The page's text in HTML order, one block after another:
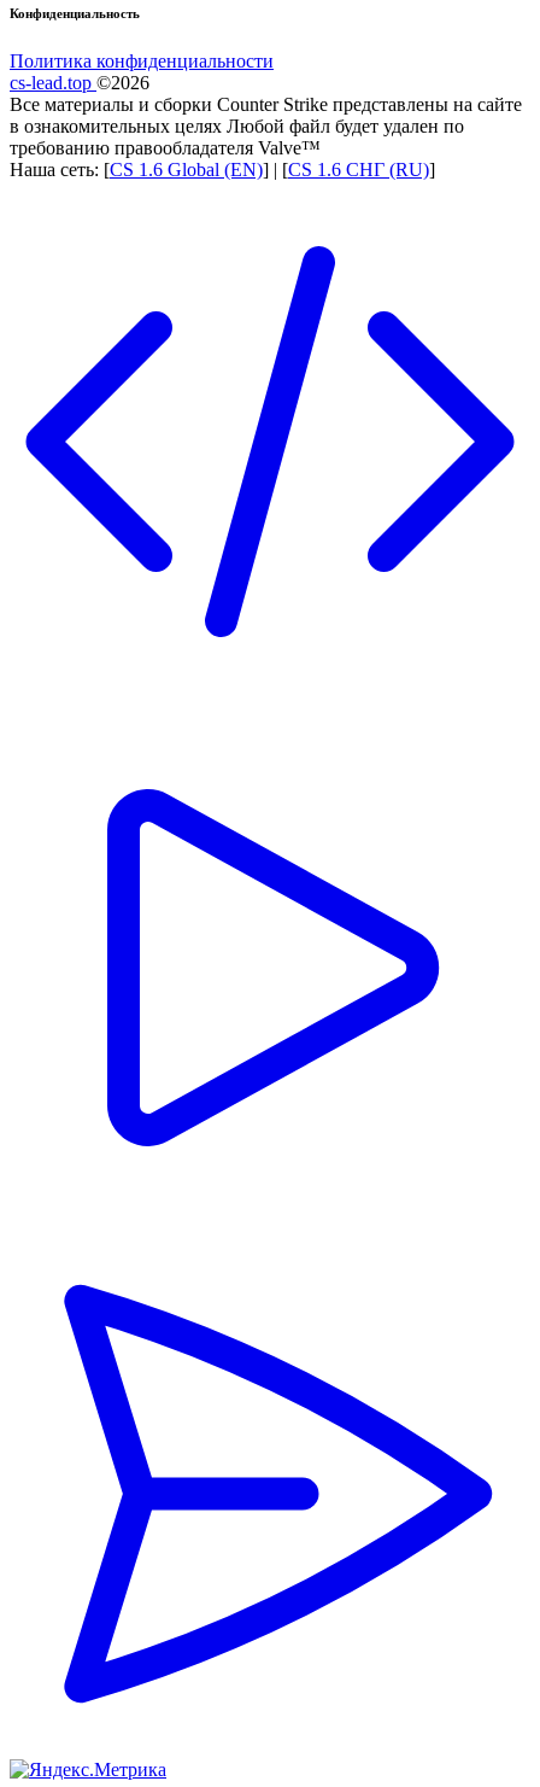
Конфиденциальность
Политика конфиденциальности
cs-lead.top ©2026
Все материалы и сборки Counter Strike представлены на сайте
в ознакомительных целях Любой файл будет удален по
требованию правообладателя Valve™
Наша сеть: [CS 1.6 Global (EN)] | [CS 1.6 СНГ (RU)]